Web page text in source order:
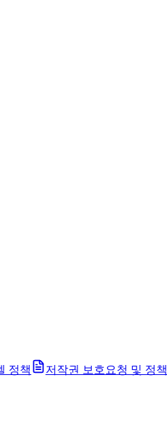
정책 저작권 보호요청 및 정책